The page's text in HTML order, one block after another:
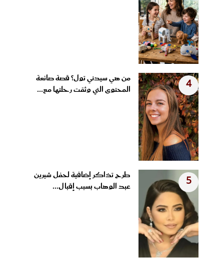
4
من هي سيدني تول؟ قصة صانعة
المحتوى التي وثقت رحلتها مع...
5
طرح تذاكر إضافية لحفل شيرين
عبد الوهاب بسبب إقبال...